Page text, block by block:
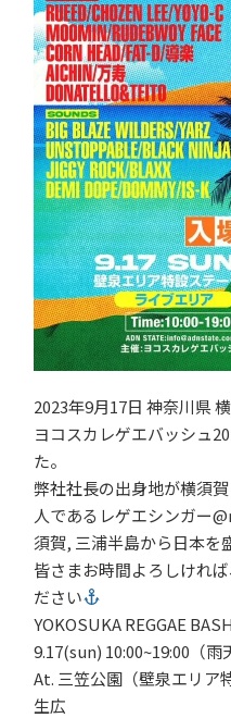
2023年9月17日 神奈川県
ヨコスカレゲエバッシュ
た。
弊社社長の出身地が横須
人であるレゲエシンガー
須賀, 三浦半島から日本を
皆さまお時間よろしけれ
ださい
YOKOSUKA REGGAE
9.17(sun) 10:00~19:00（雨
At. 三笠公園（壁泉エリア
生広